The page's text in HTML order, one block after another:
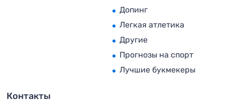
Допинг
Легкая атлетика
Другие
Прогнозы на спорт
Лучшие букмекеры
Контакты